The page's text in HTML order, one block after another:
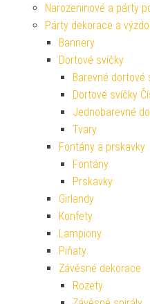
Narozeninové a párty
Párty dekorace a
Bannery
Dortové svíčky
Barevné dortové
Dortové svíčky
Jednobarevné
Tvary
Fontány a prskavky
Fontány
Prskavky
Girlandy
Konfety
Lampiony
Piňaty
Závěsné dekorace
Rozety